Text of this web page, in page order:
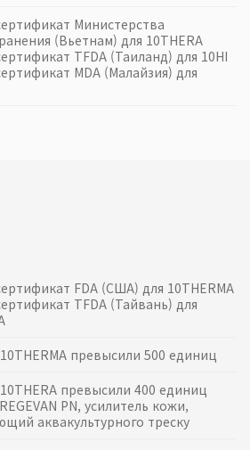
Министерства
(Вьетнам) для 10THERA
TFDA (Таиланд) для 10HI
MDA (Малайзия) для
FDA (США) для 10THERMA
TFDA (Тайвань) для
превысили 500 единиц
превысили 400 единиц
PN, усилитель кожи,
аквакультурного треску